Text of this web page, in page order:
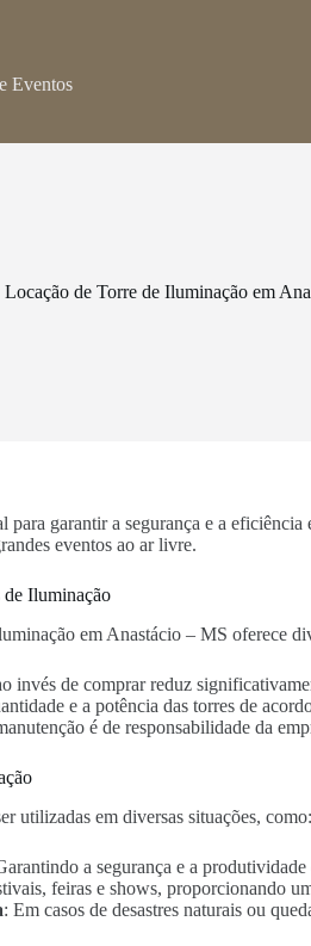
Eventos
Locação de Torre de Iluminação em
para garantir a segurança e a
eventos ao ar livre.
de Iluminação
em Anastácio – MS oferece
invés de comprar reduz
e a potência das torres de
é de responsabilidade da
utilizadas em diversas situações, como:
a segurança e a produtividade
feiras e shows, proporcionando
: Em casos de desastres naturais ou